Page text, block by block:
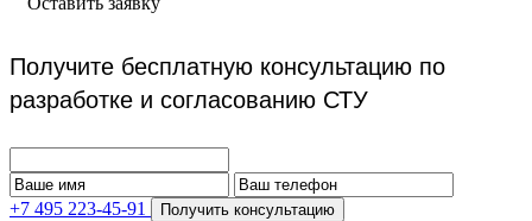
Получите бесплатную консультацию по
разработке и согласованию СТУ
+7 495 223-45-91 Получить консультацию